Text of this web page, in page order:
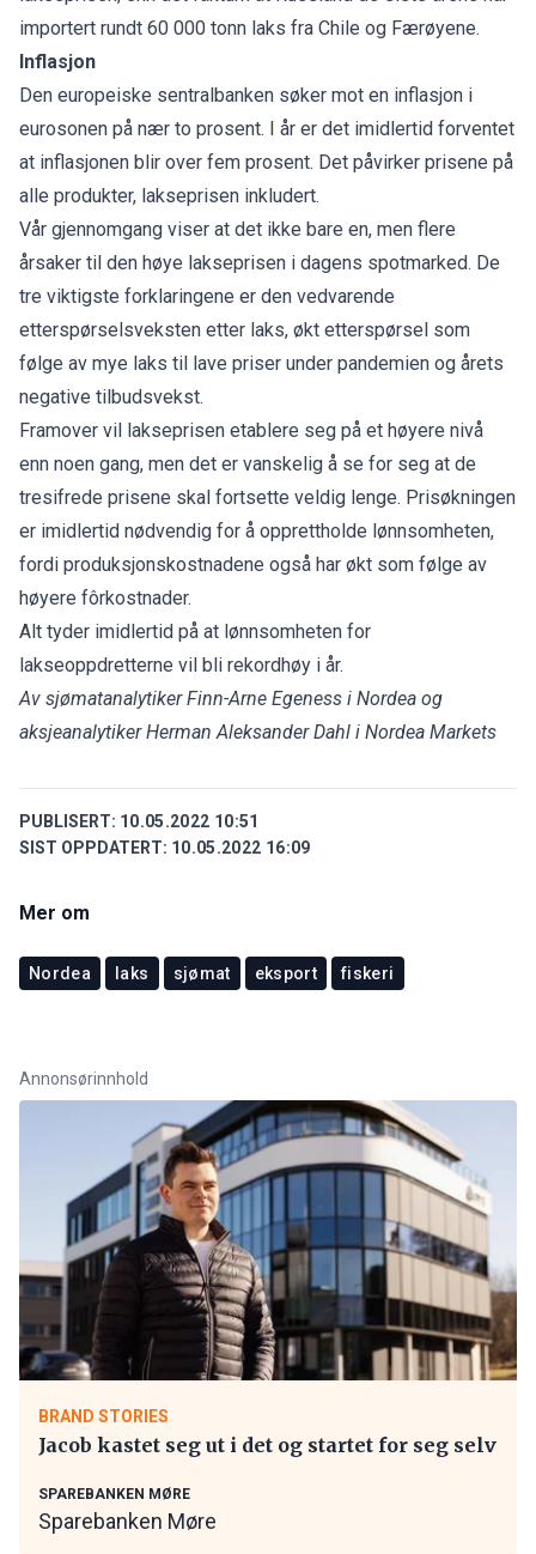
importert rundt 60 000 tonn laks fra Chile og Færøyene.
Inflasjon
Den europeiske sentralbanken søker mot en inflasjon i
eurosonen på nær to prosent. I år er det imidlertid forventet
at inflasjonen blir over fem prosent. Det påvirker prisene på
alle produkter, lakseprisen inkludert.
Vår gjennomgang viser at det ikke bare en, men flere
årsaker til den høye lakseprisen i dagens spotmarked. De
tre viktigste forklaringene er den vedvarende
etterspørselsveksten etter laks, økt etterspørsel som
følge av mye laks til lave priser under pandemien og årets
negative tilbudsvekst.
Framover vil lakseprisen etablere seg på et høyere nivå
enn noen gang, men det er vanskelig å se for seg at de
tresifrede prisene skal fortsette veldig lenge. Prisøkningen
er imidlertid nødvendig for å opprettholde lønnsomheten,
fordi produksjonskostnadene også har økt som følge av
høyere fôrkostnader.
Alt tyder imidlertid på at lønnsomheten for
lakseoppdretterne vil bli rekordhøy i år.
Av sjømatanalytiker Finn-Arne Egeness i Nordea og
aksjeanalytiker Herman Aleksander Dahl i Nordea Markets
PUBLISERT: 10.05.2022 10:51
SIST OPPDATERT: 10.05.2022 16:09
Mer om
Nordea laks sjømat eksport fiskeri
Annonsørinnhold
BRAND STORIES
Jacob kastet seg ut i det og startet for seg selv
SPAREBANKEN MØRE
Sparebanken Møre